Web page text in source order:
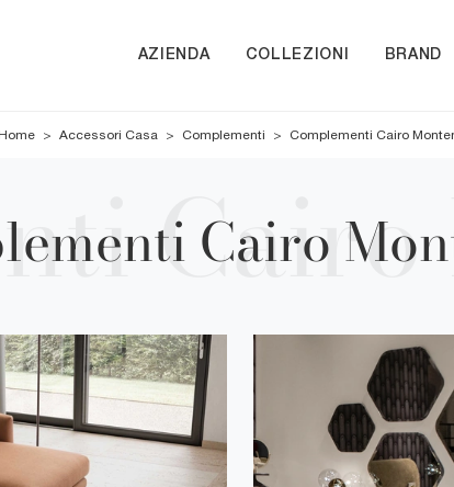
AZIENDA COLLEZIONI BRAND
> Accessori Casa > Complementi > Complementi Cairo
Cairo